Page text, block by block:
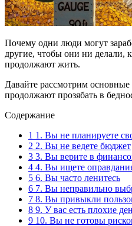
Почему одни люди могут
другие, чтобы они ни делали,
продолжают жить.
Давайте рассмотрим
продолжают прозябать в
Содержание
1 1. Вы не планируете
2 2. Вы не ведете бюджет
3 3. Вы верите в
4 4. Вы ищете
5 6. Вы часто ленитесь
6 7. Вы неправильно
7 8. Вы привыкли
8 9. У вас есть плохие
9 10. Вы не готовы